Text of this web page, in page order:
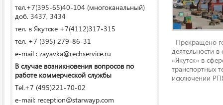
тел.+7(395-65)40-104 (многоканальный)
доб. 3437, 3434
тел. в Якутске +7(4112)317-315
тел. +7 (395) 279-86-31
e-mail : zayavka@rechservice.ru
В случае возникновения вопросов по
работе коммерческой службы
Tel.+7 (495)221-70-02
e-mail: reception@starwayp.com
Прекращено
деятельности
«Якутск» в
транспортных
исключении